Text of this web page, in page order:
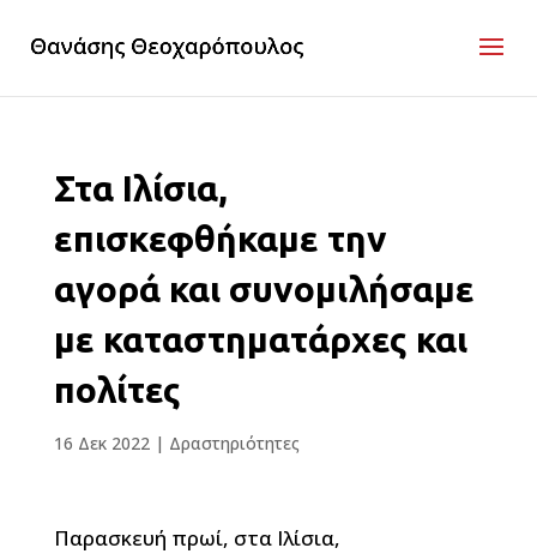
Στα Ιλίσια,
επισκεφθήκαμε την
αγορά και συνομιλήσαμε
με καταστηματάρχες και
πολίτες
16 Δεκ 2022| Δραστηριότητες
Παρασκευή πρωί, στα Ιλίσια,